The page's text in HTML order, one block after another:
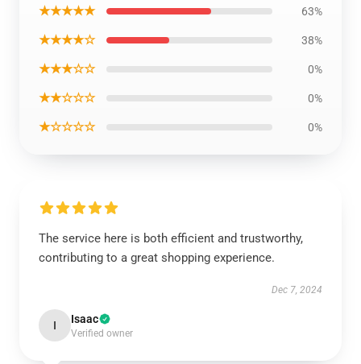
★★★★★ 63%
★★★★☆ 38%
★★★☆☆ 0%
★★☆☆☆ 0%
★☆☆☆☆ 0%
The service here is both efficient and trustworthy,
contributing to a great shopping experience.
Dec 7, 2024
I Isaac
Verified owner